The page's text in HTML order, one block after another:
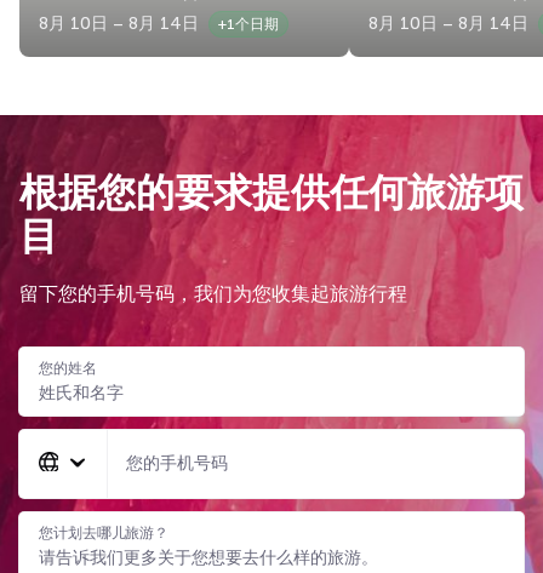
8月 10日 – 8月 14日
+1个日期
8月 10日 – 8月 14日
根据您的要求提供任何旅游项
目
留下您的手机号码，我们为您收集起旅游行程
您的姓名
您的手机号码
您计划去哪儿旅游？